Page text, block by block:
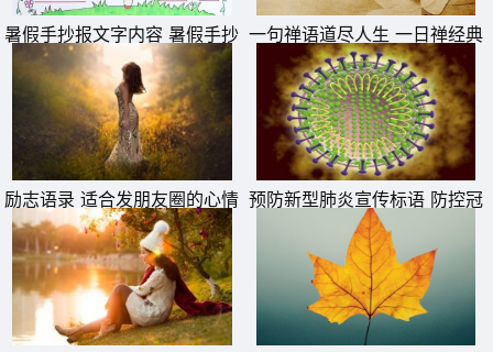
13、能力不大，欲望就不要太大，否则你会很痛苦。
14、一个人的生命是短暂的，但如果他卑鄙地度过，那就太
长了。
15、世界是很大的，风景很美的，生活中的每一个瞬间，对
我们来说，那都是一种成长。
暑假手抄报文字内容 暑假手抄
报简单又好看
一句禅语道尽人生 一日禅经典
句子
励志语录 适合发朋友圈的心情
句子
预防新型肺炎宣传标语 防控冠
状病毒疫情横幅警示标语